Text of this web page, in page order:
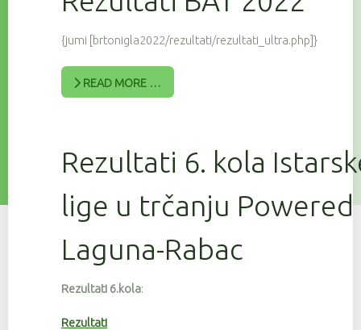
{jumi [brtonigla2022/rezultati/rezultati_ultra.php]}
READ MORE …
Rezultati 6. kola
lige u trčanju Powered
Laguna-Rabac
Rezultati 6.kola:
Rezultati